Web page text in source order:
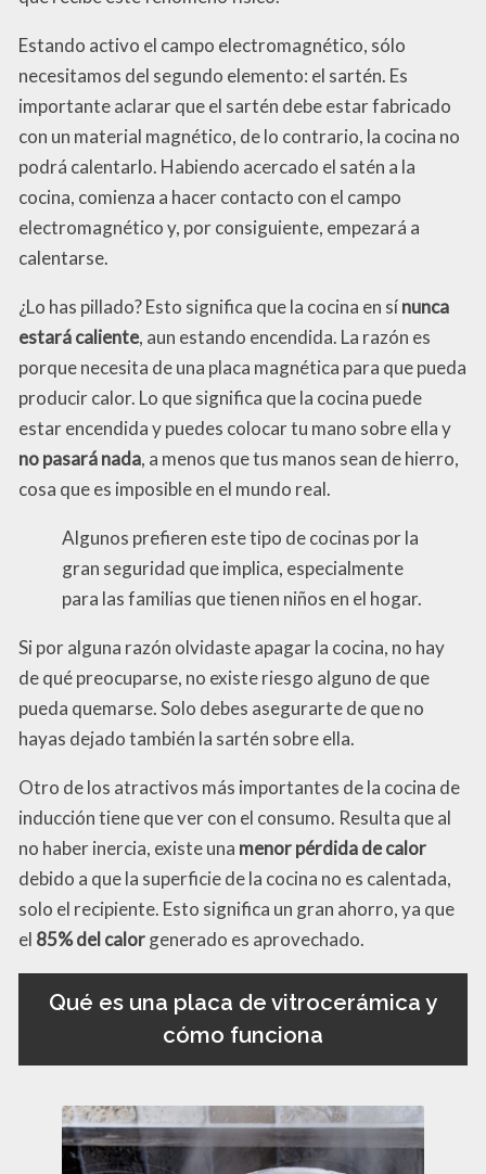
Estando activo el campo electromagnético, sólo
necesitamos del segundo elemento: el sartén. Es
importante aclarar que el sartén debe estar fabricado
con un material magnético, de lo contrario, la cocina no
podrá calentarlo. Habiendo acercado el satén a la
cocina, comienza a hacer contacto con el campo
electromagnético y, por consiguiente, empezará a
calentarse.
¿Lo has pillado? Esto significa que la cocina en sínunca
estará caliente, aun estando encendida. La razón es
porque necesita de una placa magnética para que pueda
producir calor. Lo que significa que la cocina puede
estar encendida y puedes colocar tu mano sobre ella y
no pasará nada, a menos que tus manos sean de hierro,
cosa que es imposible en el mundo real.
Algunos prefieren este tipo de cocinas por la
gran seguridad que implica, especialmente
para las familias que tienen niños en el hogar.
Si por alguna razón olvidaste apagar la cocina, no hay
de qué preocuparse, no existe riesgo alguno de que
pueda quemarse. Solo debes asegurarte de que no
hayas dejado también la sartén sobre ella.
Otro de los atractivos más importantes de la cocina de
inducción tiene que ver con el consumo. Resulta que al
no haber inercia, existe una menor pérdida de calor
debido a que la superficie de la cocina no es calentada,
solo el recipiente. Esto significa un gran ahorro, ya que
el 85% del calorgenerado es aprovechado.
Qué es una placa de vitrocerámica y
cómo funciona